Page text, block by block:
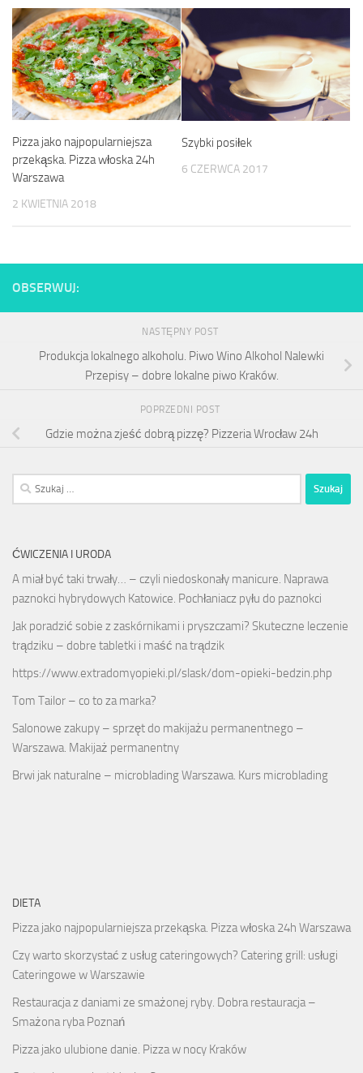
Pizza jako najpopularniejsza
przekąska. Pizza włoska 24h
Warszawa
2 KWIETNIA 2018
Szybki posiłek
6 CZERWCA 2017
OBSERWUJ:
NASTĘPNY POST
Produkcja lokalnego alkoholu. Piwo Wino Alkohol Nalewki
Przepisy – dobre lokalne piwo Kraków.
POPRZEDNI POST
Gdzie można zjeść dobrą pizzę? Pizzeria Wrocław 24h
Szukaj:
ĆWICZENIA I URODA
A miał być taki trwały… – czyli niedoskonały manicure. Naprawa
paznokci hybrydowych Katowice. Pochłaniacz pyłu do paznokci
Jak poradzić sobie z zaskórnikami i pryszczami? Skuteczne leczenie
trądziku – dobre tabletki i maść na trądzik
https://www.extradomyopieki.pl/slask/dom-opieki-bedzin.php
Tom Tailor – co to za marka?
Salonowe zakupy – sprzęt do makijażu permanentnego –
Warszawa. Makijaż permanentny
Brwi jak naturalne – microblading Warszawa. Kurs microblading
DIETA
Pizza jako najpopularniejsza przekąska. Pizza włoska 24h Warszawa
Czy warto skorzystać z usług cateringowych? Catering grill: usługi
Cateringowe w Warszawie
Restauracja z daniami ze smażonej ryby. Dobra restauracja –
Smażona ryba Poznań
Pizza jako ulubione danie. Pizza w nocy Kraków